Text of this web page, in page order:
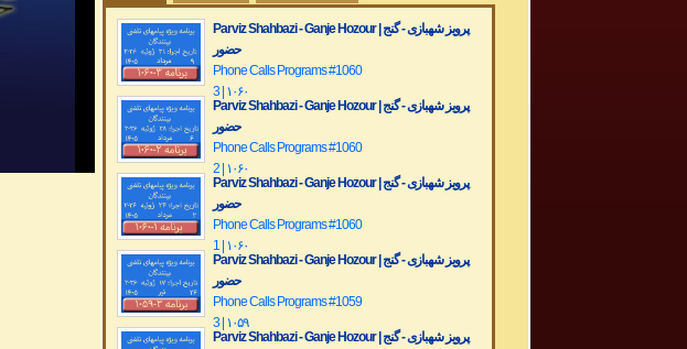
Parviz Shahbazi - Ganje Hozour | پرویز شهبازی - گنج
حضور
Phone Calls Programs #1060
3 | ۱۰۶۰
Parviz Shahbazi - Ganje Hozour | پرویز شهبازی - گنج
حضور
Phone Calls Programs #1060
2 | ۱۰۶۰
Parviz Shahbazi - Ganje Hozour | پرویز شهبازی - گنج
حضور
Phone Calls Programs #1060
1 | ۱۰۶۰
Parviz Shahbazi - Ganje Hozour | پرویز شهبازی - گنج
حضور
Phone Calls Programs #1059
3 | ۱۰۵۹
Parviz Shahbazi - Ganje Hozour | پرویز شهبازی - گنج